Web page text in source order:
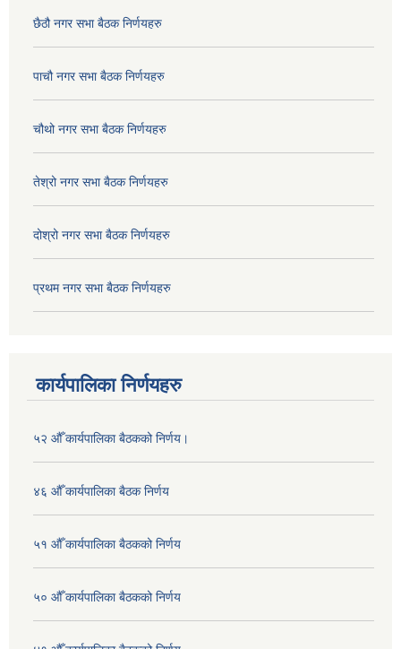
छैठौ नगर सभा बैठक निर्णयहरु
पाचौ नगर सभा बैठक निर्णयहरु
चौथो नगर सभा बैठक निर्णयहरु
तेश्रो नगर सभा बैठक निर्णयहरु
दोश्रो नगर सभा बैठक निर्णयहरु
प्रथम नगर सभा बैठक निर्णयहरु
कार्यपालिका निर्णयहरु
५२ औँ कार्यपालिका बैठकको निर्णय।
४६ औँ कार्यपालिका बैठक निर्णय
५१ औँ कार्यपालिका बैठकको निर्णय
५० औँ कार्यपालिका बैठकको निर्णय